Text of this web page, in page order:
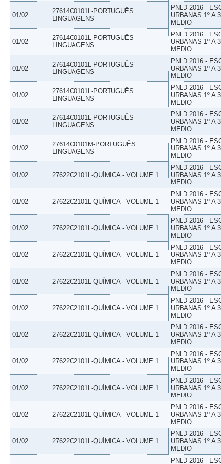
01/02
27614C0101L-PORTUGUÊS
LINGUAGENS
PNLD 2016 -
URBANAS 1º A
MEDIO
01/02
27614C0101L-PORTUGUÊS
LINGUAGENS
PNLD 2016 -
URBANAS 1º A
MEDIO
01/02
27614C0101L-PORTUGUÊS
LINGUAGENS
PNLD 2016 -
URBANAS 1º A
MEDIO
01/02
27614C0101L-PORTUGUÊS
LINGUAGENS
PNLD 2016 -
URBANAS 1º A
MEDIO
01/02
27614C0101L-PORTUGUÊS
LINGUAGENS
PNLD 2016 -
URBANAS 1º A
MEDIO
01/02
27614C0101M-PORTUGUÊS
LINGUAGENS
PNLD 2016 -
URBANAS 1º A
MEDIO
01/02 27622C2101L-QUÍMICA - VOLUME 1
PNLD 2016 -
URBANAS 1º A
MEDIO
01/02 27622C2101L-QUÍMICA - VOLUME 1
PNLD 2016 -
URBANAS 1º A
MEDIO
01/02 27622C2101L-QUÍMICA - VOLUME 1
PNLD 2016 -
URBANAS 1º A
MEDIO
01/02 27622C2101L-QUÍMICA - VOLUME 1
PNLD 2016 -
URBANAS 1º A
MEDIO
01/02 27622C2101L-QUÍMICA - VOLUME 1
PNLD 2016 -
URBANAS 1º A
MEDIO
01/02 27622C2101L-QUÍMICA - VOLUME 1
PNLD 2016 -
URBANAS 1º A
MEDIO
01/02 27622C2101L-QUÍMICA - VOLUME 1
PNLD 2016 -
URBANAS 1º A
MEDIO
01/02 27622C2101L-QUÍMICA - VOLUME 1
PNLD 2016 -
URBANAS 1º A
MEDIO
01/02 27622C2101L-QUÍMICA - VOLUME 1
PNLD 2016 -
URBANAS 1º A
MEDIO
01/02 27622C2101L-QUÍMICA - VOLUME 1
PNLD 2016 -
URBANAS 1º A
MEDIO
01/02 27622C2101L-QUÍMICA - VOLUME 1
PNLD 2016 -
URBANAS 1º A
MEDIO
PNLD 2016 -